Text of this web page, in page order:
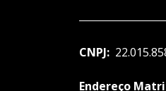
CNPJ:
Endereço